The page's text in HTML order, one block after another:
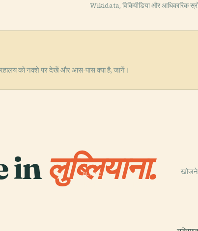
Wikidata, विकिपीडिया और आधिकारिक
को नक्शे पर देखें और आस-पास क्या है, जानें।
in लुब्लियाना.
PLACE
टिवोली सिटी पार्क